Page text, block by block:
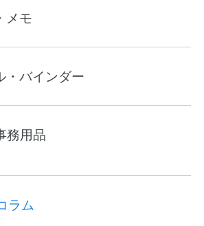
メモ
・バインダー
務用品
ラム